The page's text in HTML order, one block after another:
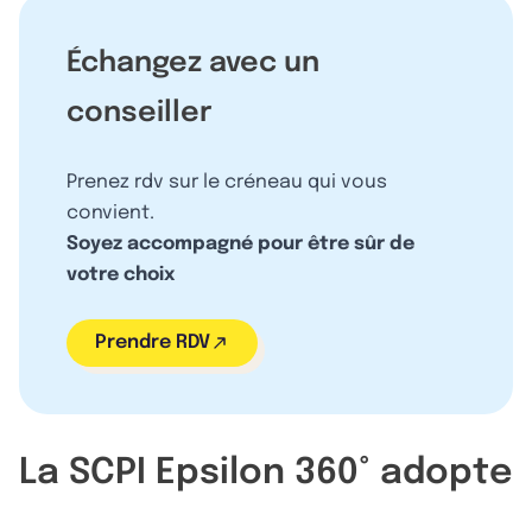
Échangez avec un
conseiller
Prenez rdv sur le créneau qui vous
convient.
Soyez accompagné pour être sûr de
votre choix
Prendre RDV
La SCPI Epsilon 360° adopte